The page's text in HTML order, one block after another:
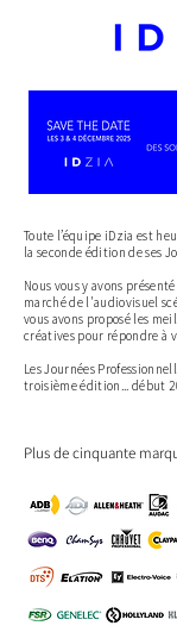
Toute l’équipe iDzia est
la seconde édition de ses
Nous vous y avons
marché de l'audiovisuel
vous avons proposé les
créatives pour répondre à
Les Journées
troisième édition... début
Plus de cinquante